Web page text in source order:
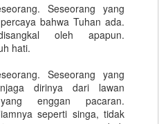
Seseorang yang
bahwa Tuhan ada.
oleh apapun.
hati.
Seseorang yang
dirinya dari lawan
enggan pacaran.
seperti singa, tidak